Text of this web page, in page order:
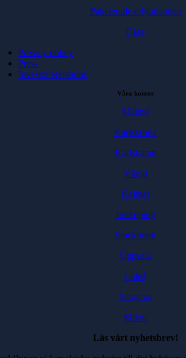
Paketerade erbjudanden
Case
Privacy policy
Press
Investor Relations
Våra kontor
Malmö
Karlskrona
Karlshamn
Växjö
Kalmar
Jönköping
Stockholm
Uppsala
Luleå
Sarajevo
Milou
Läs vårt nyhetsbrev!